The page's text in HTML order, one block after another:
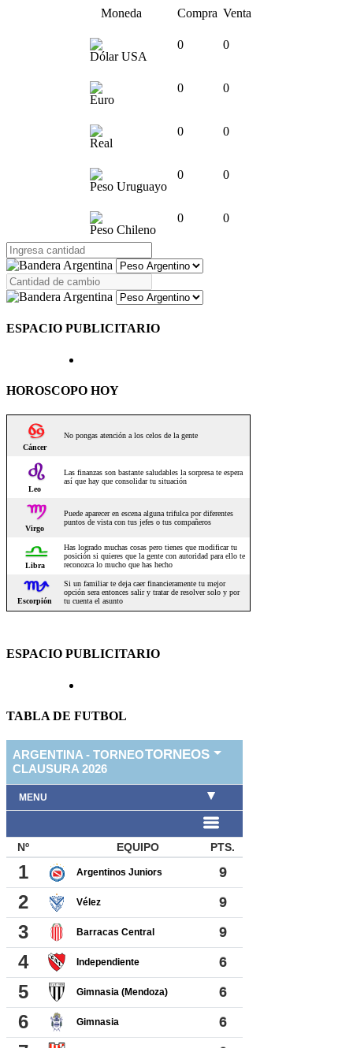
Moneda Compra Venta
Dólar USA
0 0
Euro
0 0
Real
0 0
Peso Uruguayo
0 0
Peso Chileno
0 0
ESPACIO PUBLICITARIO
HOROSCOPO HOY
ESPACIO PUBLICITARIO
TABLA DE FUTBOL